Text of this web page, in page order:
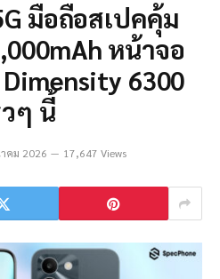
มือถือสเปคคุ้ม
หน้าจอ
6300
ๆ นี้
คม 2026 17,647 Views